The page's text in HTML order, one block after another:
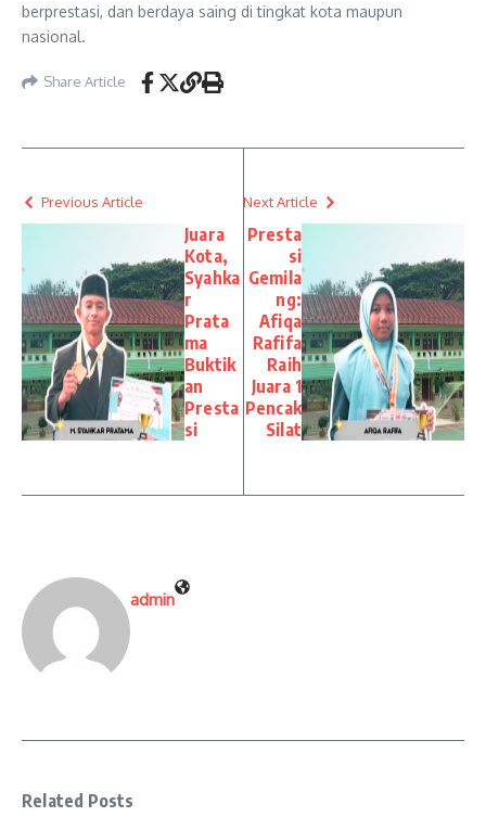
berprestasi, dan berdaya saing di tingkat kota maupun
nasional.
Share Article
Previous Article
Juara
Kota,
Syahka
r
Prata
ma
Buktik
an
Presta
si
Next Article
Presta
si
Gemila
ng:
Afiqa
Rafifa
Raih
Juara 1
Pencak
Silat
admin
Related Posts